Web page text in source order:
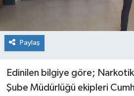
Paylaş
Edinilen bilgiye göre;
Şube Müdürlüğü ekipleri